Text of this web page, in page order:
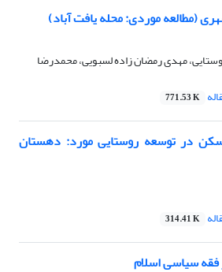
(مطالعه موردی: محله یافت آباد)
مهدی رمضان زاده لسبویی، محمدرضا
771.53 K
در توسعه روستایی مورد: دهستان
314.41 K
فقه سیاسی اسلام